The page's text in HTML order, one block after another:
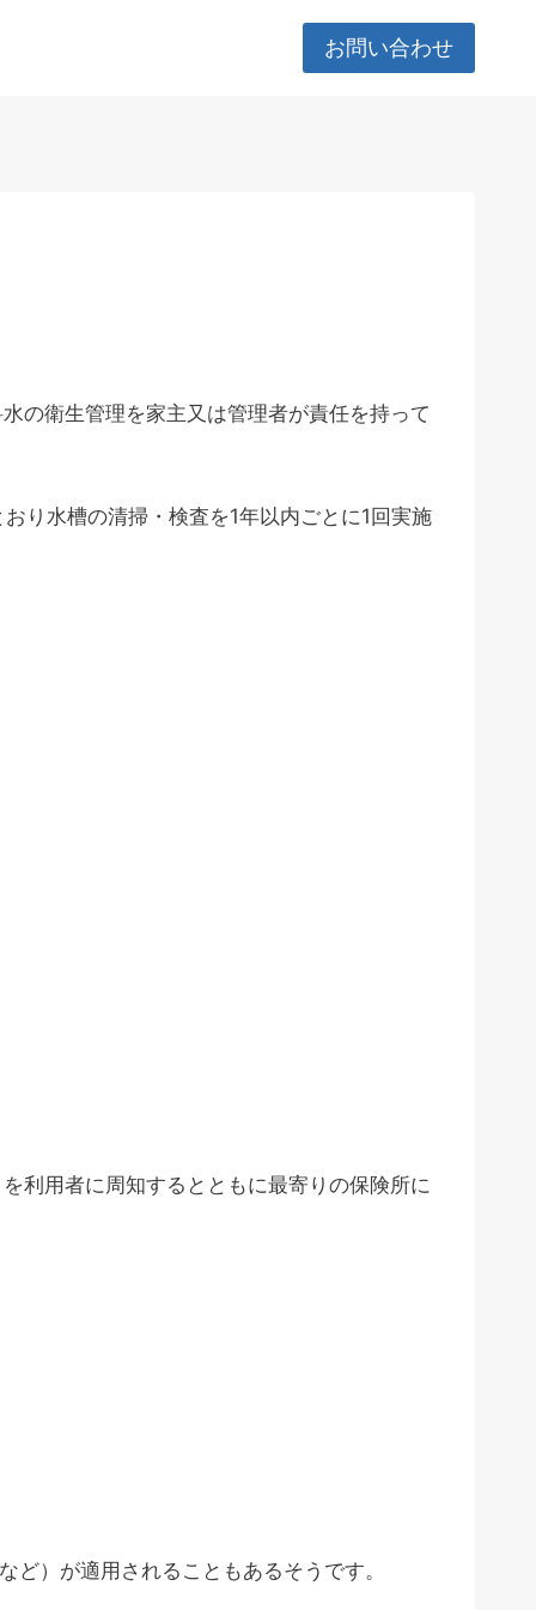
お問い合わせ
の衛生管理を家主又は管理者が責任を持って
り水槽の清掃・検査を1年以内ごとに1回実施
利用者に周知するとともに最寄りの保険所に
）が適用されることもあるそうです。